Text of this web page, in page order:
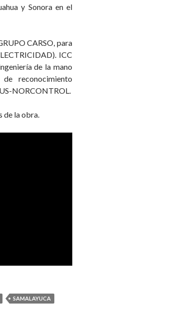
y Sonora en el
CARSO, para
ICC
de la mano
reconocimiento
NORCONTROL.
de la obra.
SAMALAYUCA